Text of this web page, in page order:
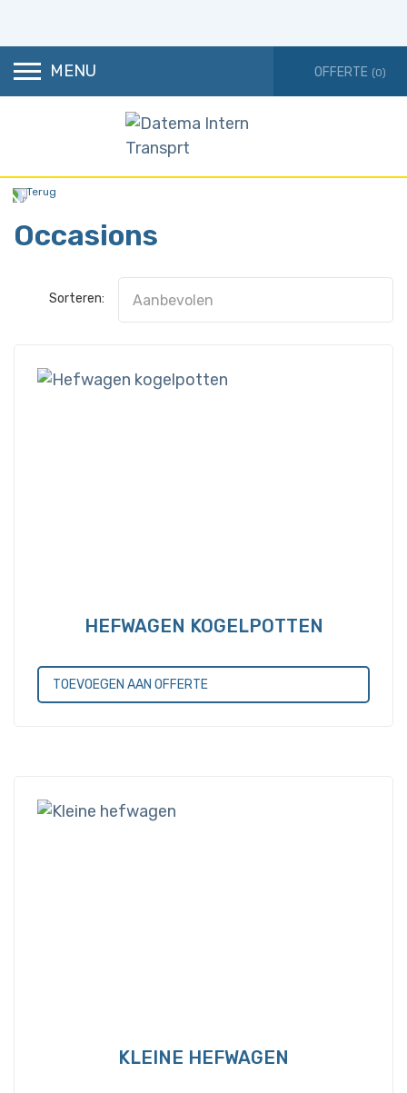
MENU (0)
Terug
Occasions
Sorteren:
HEFWAGEN KOGELPOTTEN
TOEVOEGEN AAN OFFERTE
KLEINE HEFWAGEN